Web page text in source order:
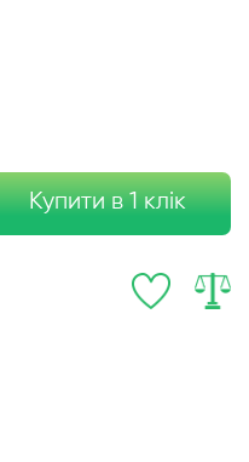
Купити в 1 клік